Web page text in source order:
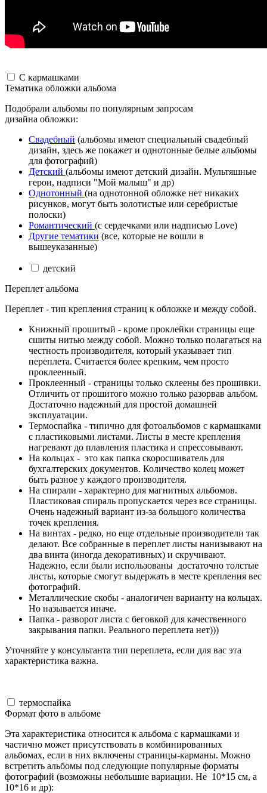
С кармашками
Тематика обложки альбома
Подобрали альбомы по популярным запросам
дизайна обложки:
Свадебный (альбомы имеют специальный свадебный
дизайн, здесь же покажет и однотонные белые альбомы
для фотографий)
Детский (альбомы имеют детский дизайн. Мультяшные
герои, надписи "Мой малыш" и др)
Однотонный (на однотонной обложке нет никаких
рисунков, могут быть золотистые или серебристые
полоски)
Романтический (с сердечками или надписью Love)
Другие тематики (все, которые не вошли в
вышеуказанные)
детский
Переплет альбома
Переплет - тип крепления страниц к обложке и между собой.
Книжный прошитый - кроме проклейки страницы еще
сшиты нитью между собой. Можно только полагаться на
честность производителя, который указывает тип
переплета. Считается более крепким, чем просто
проклеенный.
Проклеенный - страницы только склеены без прошивки.
Отличить от прошитого можно только разорвав альбом.
Достаточно надежный для простой домашней
эксплуатации.
Термоспайка - типично для фотоальбомов с кармашками
с пластиковыми листами. Листы в месте крепления
нагревают до плавления пластика и спрессовывают.
На кольцах - это как папка скоросшиватель для
бухгалтерских документов. Количество колец может
быть разное у каждого производителя.
На спирали - характерно для магнитных альбомов.
Пластиковая спираль пропускается через все страницы.
Очень надежный вариант из-за большого количества
точек крепления.
На винтах - редко, но еще отдельные производители так
делают. Все собранные в переплет листы нанизывают на
два винта (иногда декоративных) и скручивают.
Надежно, если были использованы достаточно толстые
листы, которые смогут выдержать в месте крепления вес
фотографий.
Металлические скобы - аналогичен варианту на кольцах.
Но называется иначе.
Папка - разворот листа с беговкой для качественного
закрывания папки. Реального переплета нет)))
Уточняйте у консультанта тип переплета, если для вас эта
характеристика важна.
термоспайка
Формат фото в альбоме
Эта характеристика относится к альбома с кармашками и
частично может присутствовать в комбинированных
альбомах, если в них включены страницы-карманы. Можно
встретить альбомы под следующие популярные форматы
фотографий (возможны небольшие вариации. Не 10*15 см, а
10*16 и др):